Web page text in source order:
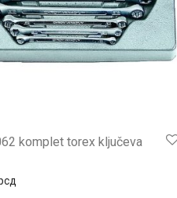
komplet torex ključeva